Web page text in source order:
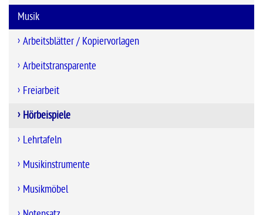
Musik
Arbeitsblätter / Kopiervorlagen
Arbeitstransparente
Freiarbeit
Hörbeispiele
Lehrtafeln
Musikinstrumente
Musikmöbel